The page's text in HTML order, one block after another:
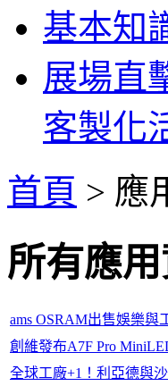
基本知
展場直
客製化
首頁 > 應
所有應
ams OSRAM出售娛樂與
創維發布A7F Pro
全球工廠+1！利亞德與